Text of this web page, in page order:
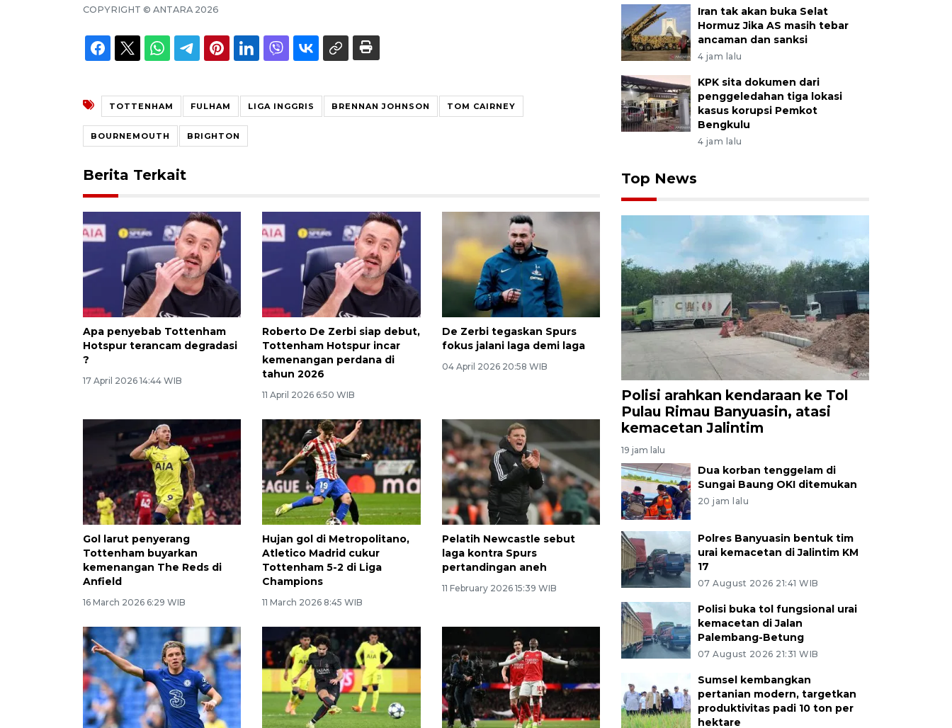
COPYRIGHT © ANTARA 2026
TOTTENHAM FULHAM LIGA INGGRIS BRENNAN JOHNSON TOM CAIRNEY
BOURNEMOUTH BRIGHTON
Berita Terkait
Apa penyebab Tottenham
Hotspur terancam degradasi
?
17 April 2026 14:44 WIB
Roberto De Zerbi siap debut,
Tottenham Hotspur incar
kemenangan perdana di
tahun 2026
11 April 2026 6:50 WIB
De Zerbi tegaskan Spurs
fokus jalani laga demi laga
04 April 2026 20:58 WIB
Gol larut penyerang
Tottenham buyarkan
kemenangan The Reds di
Anfield
16 March 2026 6:29 WIB
Hujan gol di Metropolitano,
Atletico Madrid cukur
Tottenham 5-2 di Liga
Champions
11 March 2026 8:45 WIB
Pelatih Newcastle sebut
laga kontra Spurs
pertandingan aneh
11 February 2026 15:39 WIB
Iran tak akan buka Selat
Hormuz Jika AS masih tebar
ancaman dan sanksi
4 jam lalu
KPK sita dokumen dari
penggeledahan tiga lokasi
kasus korupsi Pemkot
Bengkulu
4 jam lalu
Top News
Polisi arahkan kendaraan ke Tol
Pulau Rimau Banyuasin, atasi
kemacetan Jalintim
19 jam lalu
Dua korban tenggelam di
Sungai Baung OKI ditemukan
20 jam lalu
Polres Banyuasin bentuk tim
urai kemacetan di Jalintim KM
17
07 August 2026 21:41 WIB
Polisi buka tol fungsional urai
kemacetan di Jalan
Palembang-Betung
07 August 2026 21:31 WIB
Sumsel kembangkan
pertanian modern, targetkan
produktivitas padi 10 ton per
hektare